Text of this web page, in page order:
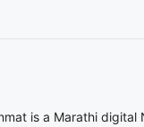
is a Marathi digital